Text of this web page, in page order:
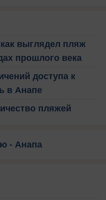
выглядел пляж
прошлого века
доступа к
в Анапе
пляжей
- Анапа